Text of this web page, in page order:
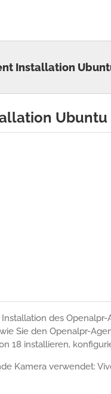
Installation
Ubuntu
des
Sie den Openalpr-
18 installieren,
Kamera verwendet: